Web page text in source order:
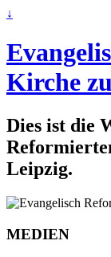
↓
Kirche
Dies ist die
Leipzig.
MEDIEN